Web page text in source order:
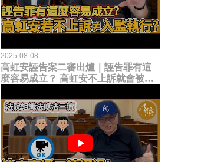
2025-08-08
高虹安誣告案二審出爐｜誣告罪有這
麼容易成立？ 高虹安不上訴就會被